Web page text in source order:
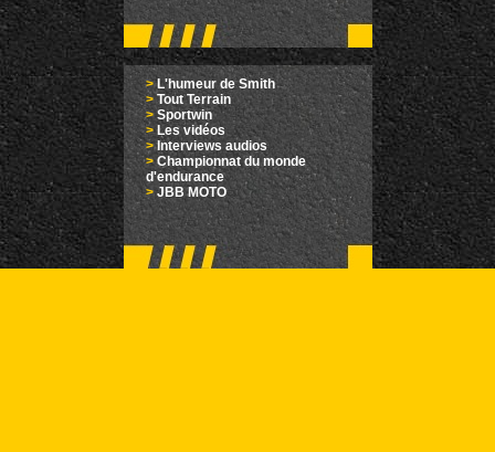
>L'humeur de Smith
> Tout Terrain
> Sportwin
> Les vidéos
> Interviews audios
>Championnat du monde
d'endurance
> JBB MOTO